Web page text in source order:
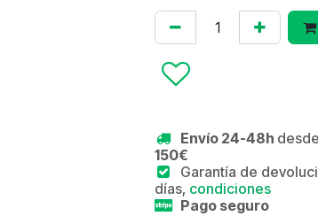
Envío 24-48h desde
150€
Garantía de
días, condiciones
Pago seguro